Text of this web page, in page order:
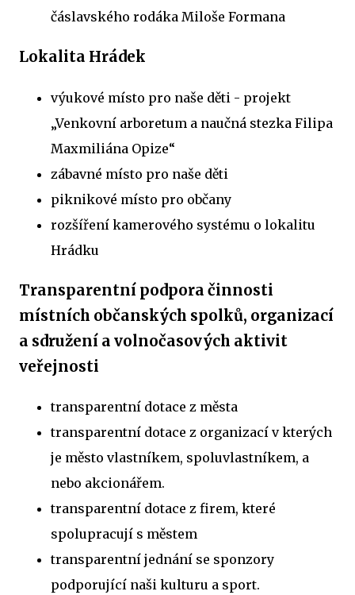
čáslavského rodáka Miloše Formana
Lokalita Hrádek
výukové místo pro naše děti - projekt
„Venkovní arboretum a naučná stezka Filipa
Maxmiliána Opize“
zábavné místo pro naše děti
piknikové místo pro občany
rozšíření kamerového systému o lokalitu
Hrádku
Transparentní podpora činnosti
místních občanských spolků, organizací
a sdružení a volnočasových aktivit
veřejnosti
transparentní dotace z města
transparentní dotace z organizací v kterých
je město vlastníkem, spoluvlastníkem, a
nebo akcionářem.
transparentní dotace z firem, které
spolupracují s městem
transparentní jednání se sponzory
podporující naši kulturu a sport.